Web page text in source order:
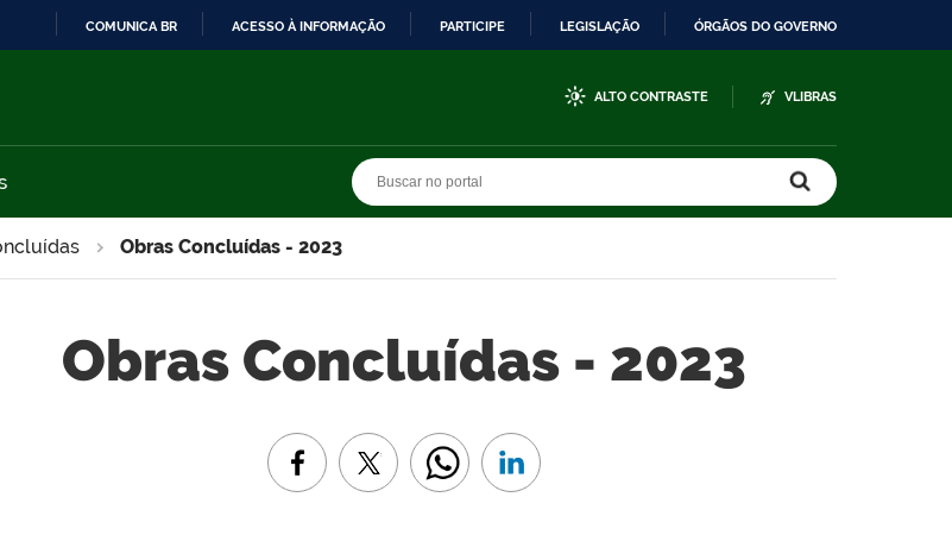
COMUNICA BR ACESSO À INFORMAÇÃO PARTICIPE LEGISLAÇÃO ÓRGÃOS DO GOVERNO
ALTO CONTRASTE VLIBRAS
Obras Concluídas - 2023
Obras Concluídas - 2023